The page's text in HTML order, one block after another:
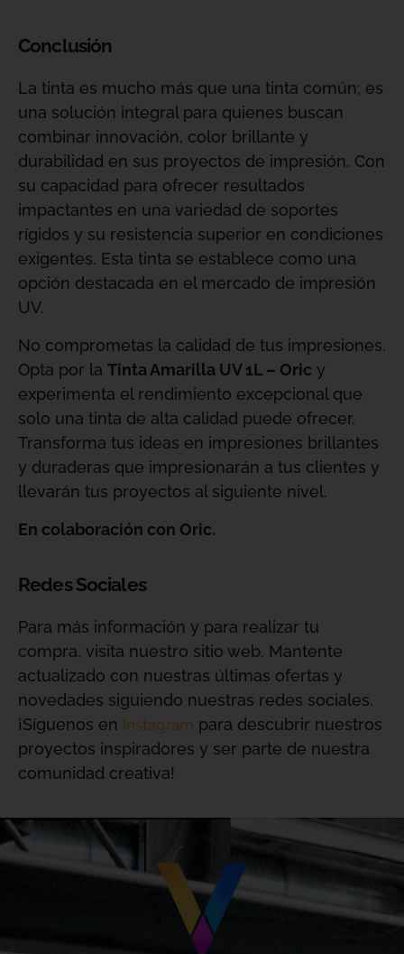
Conclusión
La tinta es mucho más que una tinta común; es
una solución integral para quienes buscan
combinar innovación, color brillante y
durabilidad en sus proyectos de impresión. Con
su capacidad para ofrecer resultados
impactantes en una variedad de soportes
rígidos y su resistencia superior en condiciones
exigentes. Esta tinta se establece como una
opción destacada en el mercado de impresión
UV.
No comprometas la calidad de tus impresiones.
Opta por la Tinta Amarilla UV 1L – Oric y
experimenta el rendimiento excepcional que
solo una tinta de alta calidad puede ofrecer.
Transforma tus ideas en impresiones brillantes
y duraderas que impresionarán a tus clientes y
llevarán tus proyectos al siguiente nivel.
En colaboración con Oric.
Redes Sociales
Para más información y para realizar tu
compra, visita nuestro sitio web. Mantente
actualizado con nuestras últimas ofertas y
novedades siguiendo nuestras redes sociales.
¡Síguenos en Instagram para descubrir nuestros
proyectos inspiradores y ser parte de nuestra
comunidad creativa!